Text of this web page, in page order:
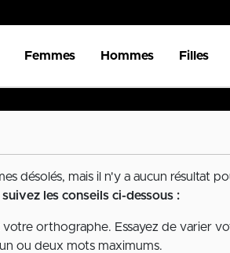
Femmes Hommes Filles
désolés, mais il n'y a aucun résultat
suivez les conseils ci-dessous :
votre orthographe. Essayez de varier
ou deux mots maximums.